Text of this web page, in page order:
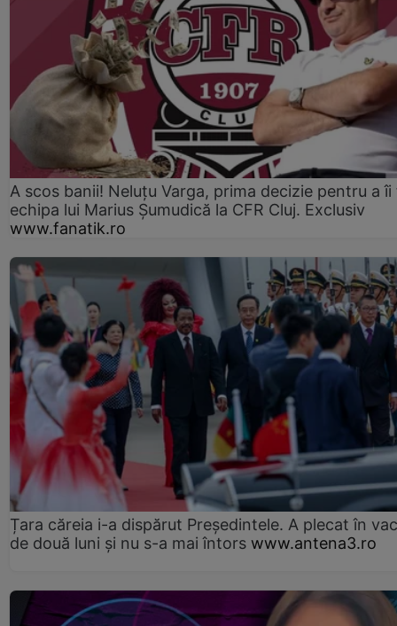
A scos banii! Neluțu Varga, prima decizie pentru a îi
echipa lui Marius Șumudică la CFR Cluj. Exclusiv
www.fanatik.ro
Țara căreia i-a dispărut Președintele. A plecat în
de două luni și nu s-a mai întors www.antena3.ro